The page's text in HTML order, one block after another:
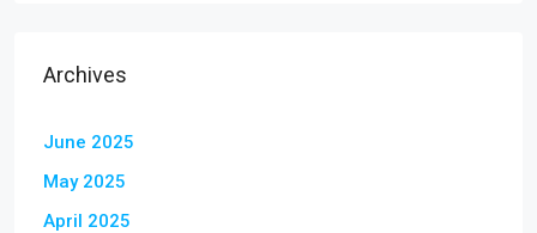
Archives
June 2025
May 2025
April 2025